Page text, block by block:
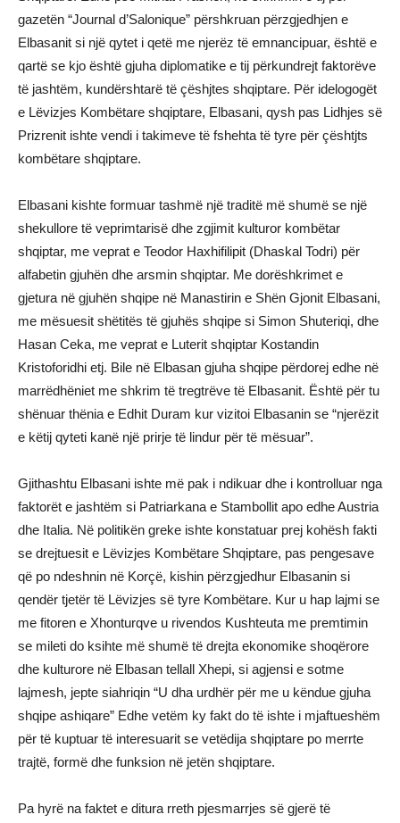
gazetën “Journal d’Salonique” përshkruan përzgjedhjen e
Elbasanit si një qytet i qetë me njerëz të emnancipuar, është e
qartë se kjo është gjuha diplomatike e tij përkundrejt faktorëve
të jashtëm, kundërshtarë të çëshjtes shqiptare. Për idelogogët
e Lëvizjes Kombëtare shqiptare, Elbasani, qysh pas Lidhjes së
Prizrenit ishte vendi i takimeve të fshehta të tyre për çështjts
kombëtare shqiptare.
Elbasani kishte formuar tashmë një traditë më shumë se një
shekullore të veprimtarisë dhe zgjimit kulturor kombëtar
shqiptar, me veprat e Teodor Haxhifilipit (Dhaskal Todri) për
alfabetin gjuhën dhe arsmin shqiptar. Me dorëshkrimet e
gjetura në gjuhën shqipe në Manastirin e Shën Gjonit Elbasani,
me mësuesit shëtitës të gjuhës shqipe si Simon Shuteriqi, dhe
Hasan Ceka, me veprat e Luterit shqiptar Kostandin
Kristoforidhi etj. Bile në Elbasan gjuha shqipe përdorej edhe në
marrëdhëniet me shkrim të tregtrëve të Elbasanit. Është për tu
shënuar thënia e Edhit Duram kur vizitoi Elbasanin se “njerëzit
e këtij qyteti kanë një prirje të lindur për të mësuar”.
Gjithashtu Elbasani ishte më pak i ndikuar dhe i kontrolluar nga
faktorët e jashtëm si Patriarkana e Stambollit apo edhe Austria
dhe Italia. Në politikën greke ishte konstatuar prej kohësh fakti
se drejtuesit e Lëvizjes Kombëtare Shqiptare, pas pengesave
që po ndeshnin në Korçë, kishin përzgjedhur Elbasanin si
qendër tjetër të Lëvizjes së tyre Kombëtare. Kur u hap lajmi se
me fitoren e Xhonturqve u rivendos Kushteuta me premtimin
se mileti do ksihte më shumë të drejta ekonomike shoqërore
dhe kulturore në Elbasan tellall Xhepi, si agjensi e sotme
lajmesh, jepte siahriqin “U dha urdhër për me u këndue gjuha
shqipe ashiqare” Edhe vetëm ky fakt do të ishte i mjaftueshëm
për të kuptuar të interesuarit se vetëdija shqiptare po merrte
trajtë, formë dhe funksion në jetën shqiptare.
Pa hyrë na faktet e ditura rreth pjesmarrjes së gjerë të